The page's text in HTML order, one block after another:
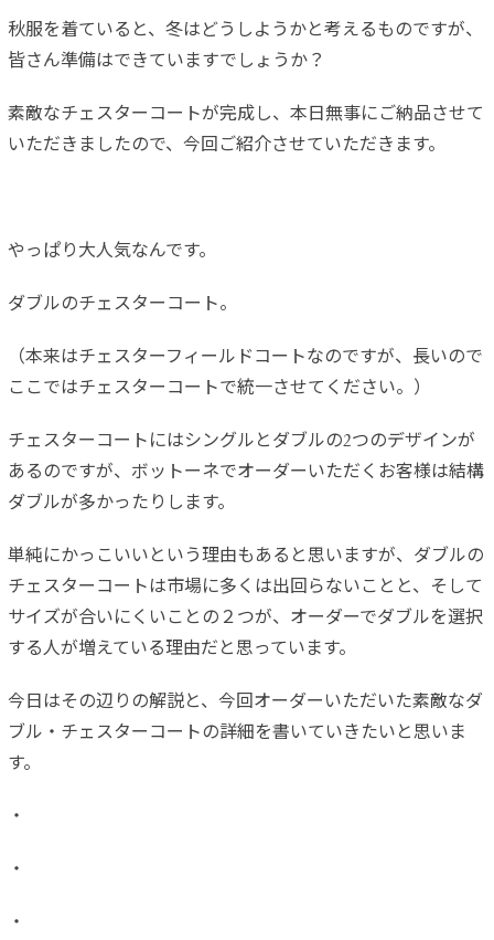
秋服を着ていると、冬はどうしようかと考えるものですが、
皆さん準備はできていますでしょうか？
素敵なチェスターコートが完成し、本日無事にご納品させて
いただきましたので、今回ご紹介させていただきます。
やっぱり大人気なんです。
ダブルのチェスターコート。
（本来はチェスターフィールドコートなのですが、長いので
ここではチェスターコートで統一させてください。）
チェスターコートにはシングルとダブルの2つのデザインが
あるのですが、ボットーネでオーダーいただくお客様は結構
ダブルが多かったりします。
単純にかっこいいという理由もあると思いますが、ダブルの
チェスターコートは市場に多くは出回らないことと、そして
サイズが合いにくいことの２つが、オーダーでダブルを選択
する人が増えている理由だと思っています。
今日はその辺りの解説と、今回オーダーいただいた素敵なダ
ブル・チェスターコートの詳細を書いていきたいと思いま
す。
・
・
・